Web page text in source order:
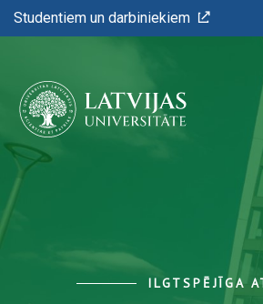
Studentiem un darbiniekiem
ILGTSPĒJĪGA